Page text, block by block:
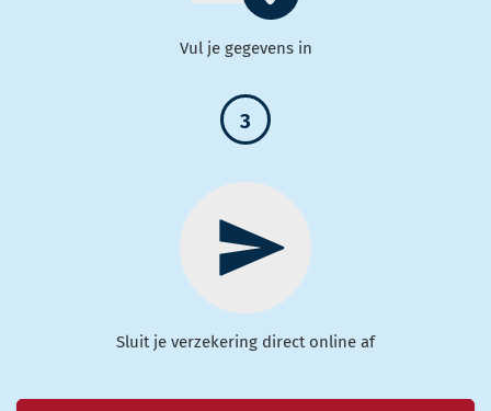
Vul je gegevens in
3
Sluit je verzekering direct online af